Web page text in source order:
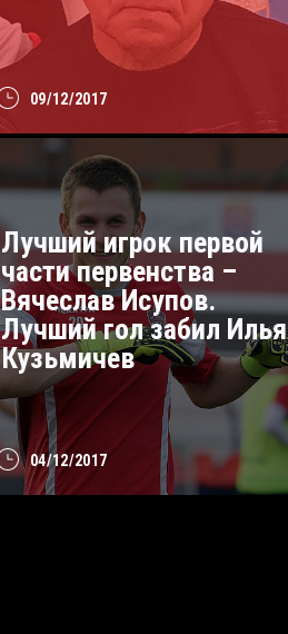
09/12/2017
04/12/2017
Лучший игрок первой
части первенства –
Вячеслав Исупов.
Лучший гол забил Илья
Кузьмичев